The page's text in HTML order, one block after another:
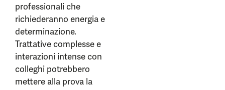
professionali che
richiederanno energia e
determinazione.
Trattative complesse e
interazioni intense con
colleghi potrebbero
mettere alla prova la